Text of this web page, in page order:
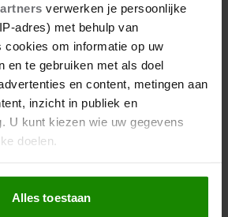
verwerken je persoonlijke
adres) met behulp van
cookies om informatie op uw
en te gebruiken met als doel
en content, metingen aan
inzicht in publiek en
U kunt kiezen wie uw gegevens
doelen.
we ook graag:
over uw geografische
Alles toestaan